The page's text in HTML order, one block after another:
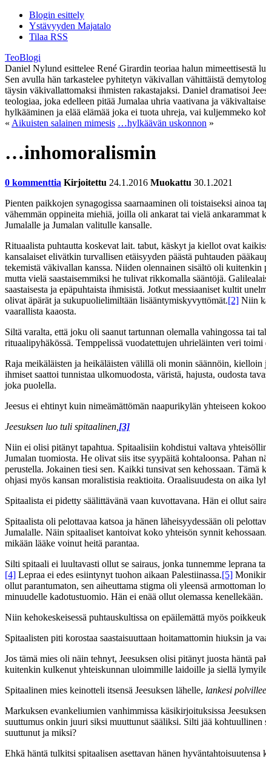
Blogin esittely
Ystävyyden Majatalo
Tilaa RSS
TeoBlogi
Daniel Nylund esittelee René Girardin teoriaa halun mimeettisestä
Sen avulla hän tarkastelee pyhitetyn väkivallan vähittäistä
täysin väkivallattomaksi ihmisten rakastajaksi. Daniel dramatisoi
teologiaa, joka edelleen pitää Jumalaa uhria vaativana ja
hylkääminen ja elää elämää joka ei tuota uhreja, vai kuljemmeko
« Aikuisten salainen mimesis …hylkäävän uskonnon »
…inhomoralismin
0 kommenttia Kirjoitettu 24.1.2016 Muokattu 30.1.2021
Pienten paikkojen synagogissa saarnaaminen oli toistaiseksi
vähemmän oppineita miehiä, joilla oli ankarat tai vielä
Jumalalle ja Jumalan valitulle kansalle.
Rituaalista puhtautta koskevat lait. tabut, käskyt ja kiellot ovat
kansalaiset elivätkin turvallisen etäisyyden päästä puhtauden
tekemistä väkivallan kanssa. Niiden olennainen sisältö oli
mutta vielä saastaisemmiksi he tulivat rikkomalla sääntöjä.
saastaisesta ja epäpuhtaista ihmisistä. Jotkut messiaaniset kultit
olivat äpärät ja sukupuolielimiltään lisääntymiskyvyttömät.[2] Niin
vaarallista kaaosta.
Siltä varalta, että joku oli saanut tartunnan olemalla vahingossa tai
rituaalipyhäkössä. Temppelissä vuodatettujen uhrieläinten veri toimi
Raja meikäläisten ja heikäläisten välillä oli monin säännöin,
ihmiset saattoi tunnistaa ulkomuodosta, väristä, hajusta, oudosta
joka puolella.
Jeesus ei ehtinyt kuin nimeämättömän naapurikylän yhteiseen
Jeesuksen luo tuli spitaalinen, [3]
Niin ei olisi pitänyt tapahtua. Spitaalisiin kohdistui valtava
Jumalan tuomiosta. He olivat siis itse syypäitä kohtaloonsa. Pahan
perustella. Jokainen tiesi sen. Kaikki tunsivat sen kehossaan.
ohjasi myös kansan moralistisia reaktioita. Oraalisuudesta on aika
Spitaalista ei pidetty säälittävänä vaan kuvottavana. Hän ei ollut
Spitaalista oli pelottavaa katsoa ja hänen läheisyydessään oli
Jumalalle. Näin spitaaliset kantoivat koko yhteisön synnit
mikään lääke voinut heitä parantaa.
Silti spitaali ei luultavasti ollut se sairaus, jonka tunnemme leprana
[4] Lepraa ei edes esiintynyt tuohon aikaan Palestiinassa.[5]
ollut parantumaton, sen aiheuttama stigma oli yleensä armottoman
minuudelle kadotustuomio. Hän ei enää ollut olemassa kenellekään.
Niin kehokeskeisessä puhtauskultissa on epäilemättä myös
Spitaalisten piti korostaa saastaisuuttaan hoitamattomin hiuksin ja
Jos tämä mies oli näin tehnyt, Jeesuksen olisi pitänyt juosta häntä
kuitenkin kulkenut yhteiskunnan uloimmille laidoille ja siellä
Spitaalinen mies keinotteli itsensä Jeesuksen lähelle, lankesi
Markuksen evankeliumien vanhimmissa käsikirjoituksissa
suuttumus onkin juuri siksi muuttunut sääliksi. Silti jää kohtuullinen
suuttunut ja miksi?
Ehkä häntä tulkitsi spitaalisen asettavan hänen